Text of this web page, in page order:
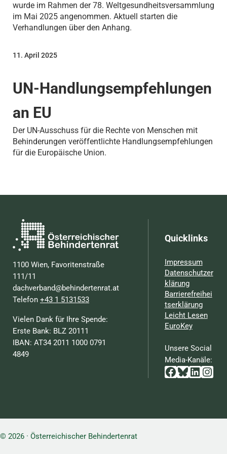
wurde im Rahmen der 78. Weltgesundheitsversammlung
im Mai 2025 angenommen. Aktuell starten die
Verhandlungen über den Anhang.
UN-Handlungsempfehlungen
an EU
11. April 2025
Der UN-Ausschuss für die Rechte von Menschen mit
Behinderungen veröffentlichte Handlungsempfehlungen
für die Europäische Union.
1100 Wien, Favoritenstraße
111/11
dachverband@behindertenrat.at
Telefon+43 1 5131533
Vielen Dank für Ihre Spende:
Erste Bank: BLZ 20111
IBAN: AT34 2011 1000 0791
4849
Quicklinks
Impressum
Datenschutzer
klärung
Barrierefreihei
tserklärung
Leicht Lesen
EuroKey
Unsere Social
Media-Kanäle:
Facebook
Bluesky
© 2026 · Österreichischer Behindertenrat